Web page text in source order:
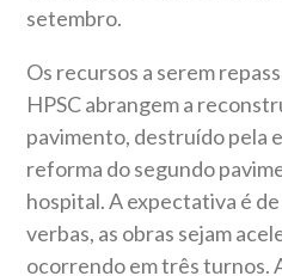
setembro.
Os recursos a serem
HPSC abrangem a
pavimento, destruído pela
reforma do segundo
hospital. A expectativa é
verbas, as obras sejam
ocorrendo em três turnos.